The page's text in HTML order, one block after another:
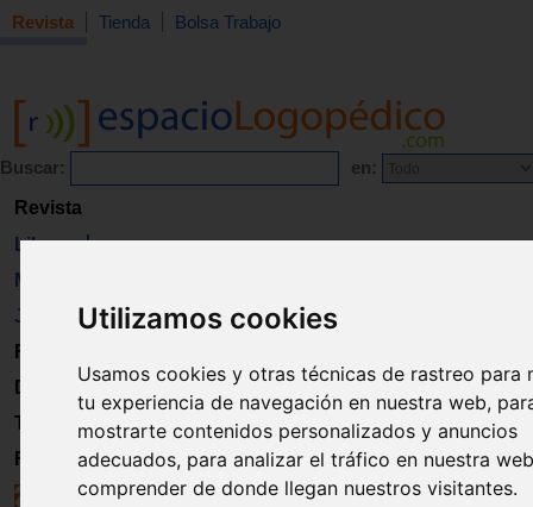
Utilizamos cookies
Usamos cookies y otras técnicas de rastreo para
tu experiencia de navegación en nuestra web,
mostrarte contenidos personalizados y anuncios
adecuados, para analizar el tráfico en nuestra
comprender de donde llegan nuestros visitantes.
Revista Tienda Bolsa Trabajo
Buscar: en:
Revista
Libros
Material
Juguetes
Formación
Directorio
Trabajo
Registro